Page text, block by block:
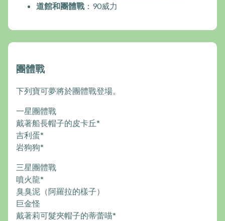
道館和團體戰 ：90威力
團體戰
下列寶可夢將於團體戰登場。
一星團體戰
戴著船長帽子的皮卡丘*
吉利蛋*
岩狗狗*
三星團體戰
噴火龍*
臭臭泥（阿羅拉的樣子）
巨金怪
戴著莉可髮夾帽子的蒂蕾喵*